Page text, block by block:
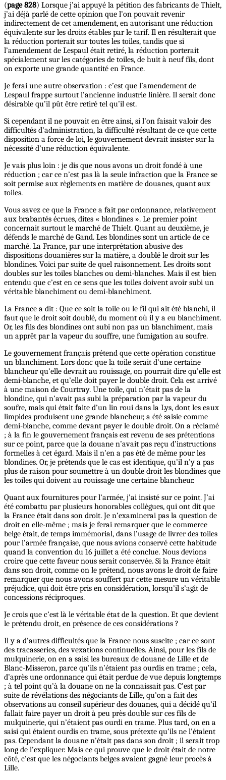
(page 828) Lorsque j’ai appuyé la pétition des fabricants de Thielt,
j’ai déjà parlé de cette opinion que l’on pouvait revenir
indirectement de cet amendement, en autorisant une réduction
équivalente sur les droits étables par le tarif. Il en résulterait que
la réduction porterait sur toutes les toiles, tandis que si
l’amendement de Lespaul était retiré, la réduction porterait
spécialement sur les catégories de toiles, de huit à neuf fils, dont
on exporte une grande quantité en France.
Je ferai une autre observation : c’est que l’amendement de
Lespaul frappe surtout l’ancienne industrie linière. Il serait donc
désirable qu’il pût être retiré tel qu’il est.
Si cependant il ne pouvait en être ainsi, si l’on faisait valoir des
difficultés d’administration, la difficulté résultant de ce que cette
disposition a force de loi, le gouvernement devrait insister sur la
nécessité d’une réduction équivalente.
Je vais plus loin : je dis que nous avons un droit fondé à une
réduction ; car ce n’est pas là la seule infraction que la France se
soit permise aux règlements en matière de douanes, quant aux
toiles.
Vous savez ce que la France a fait par ordonnance, relativement
aux brabantés écrues, dites « blondines ». Le premier point
concernait surtout le marché de Thielt. Quant au deuxième, je
défends le marché de Gand. Les blondines sont un article de ce
marché. La France, par une interprétation abusive des
dispositions douanières sur la matière, a doublé le droit sur les
blondines. Voici par suite de quel raisonnement. Les droits sont
doubles sur les toiles blanches ou demi-blanches. Mais il est bien
entendu que c’est en ce sens que les toiles doivent avoir subi un
véritable blanchiment ou demi-blanchiment.
La France a dit : Que ce soit la toile ou le fil qui ait été blanchi, il
faut que le droit soit doublé, du moment où il y a eu blanchiment.
Or, les fils des blondines ont subi non pas un blanchiment, mais
un apprêt par la vapeur du souffre, une fumigation au soufre.
Le gouvernement français prétend que cette opération constitue
un blanchiment. Lors donc que la toile serait d’une certaine
blancheur qu’elle devrait au rouissage, on pourrait dire qu’elle est
demi-blanche, et qu’elle doit payer le double droit. Cela est arrivé
à une maison de Courtray. Une toile, qui n’était pas de la
blondine, qui n’avait pas subi la préparation par la vapeur du
soufre, mais qui était faite d’un lin roui dans la Lys, dont les eaux
limpides produisent une grande blancheur, a été saisie comme
demi-blanche, comme devant payer le double droit. On a réclamé
; à la fin le gouvernement français est revenu de ses prétentions
sur ce point, parce que la douane n’avait pas reçu d’instructions
formelles à cet égard. Mais il n’en a pas été de même pour les
blondines. Or, je prétends que le cas est identique, qu’il n’y a pas
plus de raison pour soumettre à un double droit les blondines que
les toiles qui doivent au rouissage une certaine blancheur.
Quant aux fournitures pour l’armée, j’ai insisté sur ce point. J’ai
été combattu par plusieurs honorables collègues, qui ont dit que
la France était dans son droit. Je n’examinerai pas la question de
droit en elle-même ; mais je ferai remarquer que le commerce
belge était, de temps immémorial, dans l’usage de livrer des toiles
pour l’armée française, que nous avions conservé cette habitude
quand la convention du 16 juillet a été conclue. Nous devions
croire que cette faveur nous serait conservée. Si la France était
dans son droit, comme on le prétend, nous avons le droit de faire
remarquer que nous avons souffert par cette mesure un véritable
préjudice, qui doit être pris en considération, lorsqu’il s’agit de
concessions réciproques.
Je crois que c’est là le véritable état de la question. Et que devient
le prétendu droit, en présence de ces considérations ?
Il y a d’autres difficultés que la France nous suscite ; car ce sont
des tracasseries, des vexations continuelles. Ainsi, pour les fils de
mulquinerie, on en a saisi les bureaux de douane de Lille et de
Blanc-Misseron, parce qu’ils n’étaient pas ourdis en trame ; cela,
d’après une ordonnance qui était perdue de vue depuis longtemps
; à tel point qu’à la douane on ne la connaissait pas. C’est par
suite de révélations des négociants de Lille, qu’on a fait des
observations au conseil supérieur des douanes, qui a décidé qu’il
fallait faire payer un droit à peu près double sur ces fils de
mulquinerie, qui n’étaient pas ourdi en trame. Plus tard, on en a
saisi qui étaient ourdis en trame, sous prétexte qu’ils ne l’étaient
pas. Cependant la douane n’était pas dans son droit ; il serait trop
long de l’expliquer. Mais ce qui prouve que le droit était de notre
côté, c’est que les négociants belges avaient gagné leur procès à
Lille.